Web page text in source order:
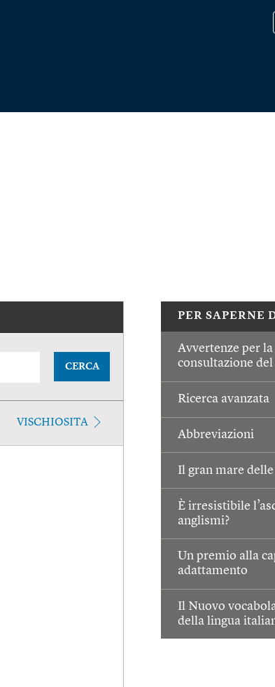
PER SAPERNE
Avvertenze per la
consultazione
Ricerca avanzata
Abbreviazioni
Il gran mare
È irresistibile
anglismi?
Un premio alla
adattamento
Il Nuovo
della lingua
CERCA
VISCHIOSITA